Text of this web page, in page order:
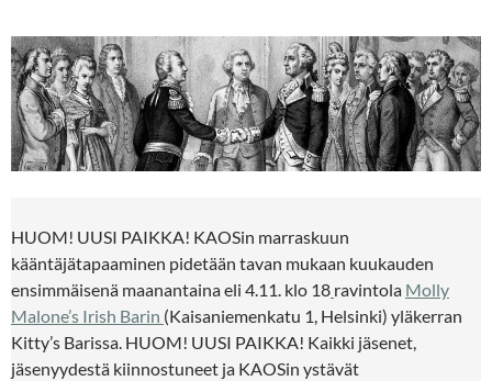
HUOM! UUSI PAIKKA! KAOSin marraskuun
kääntäjätapaaminen pidetään tavan mukaan kuukauden
ensimmäisenä maanantaina eli 4.11. klo 18 ravintola Molly
Malone’s Irish Barin (Kaisaniemenkatu 1, Helsinki) yläkerran
Kitty’s Barissa. HUOM! UUSI PAIKKA! Kaikki jäsenet,
jäsenyydestä kiinnostuneet ja KAOSin ystävät